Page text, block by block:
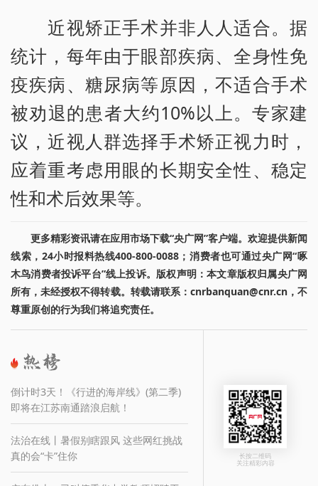
近视矫正手术并非人人适合。据
统计，每年由于眼部疾病、全身性免
疫疾病、糖尿病等原因，不适合手术
被劝退的患者大约10%以上。专家建
议，近视人群选择手术矫正视力时，
应着重考虑用眼的长期安全性、稳定
性和术后效果等。
更多精彩资讯请在应用市场下载“央广网”客户端。欢迎提供新闻
线索，24小时报料热线400-800-0088；消费者也可通过央广网“啄
木鸟消费者投诉平台”线上投诉。版权声明：本文章版权归属央广网
所有，未经授权不得转载。转载请联系：cnrbanquan@cnr.cn，不
尊重原创的行为我们将追究责任。
倒计时3天！《行进的海岸线》(第二季)
即将在江苏南通踏浪启航！
法治在线丨暑假别瞎跟风 这些网红挑战
真的会“卡”住你
长按二维码
关注精彩内容